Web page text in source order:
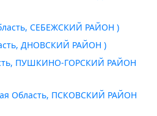
СЕБЕЖСКИЙ РАЙОН )
ДНОВСКИЙ РАЙОН )
ПУШКИНО-ГОРСКИЙ РАЙОН
Область, ПСКОВСКИЙ РАЙОН